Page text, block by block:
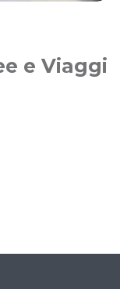
e Viaggi